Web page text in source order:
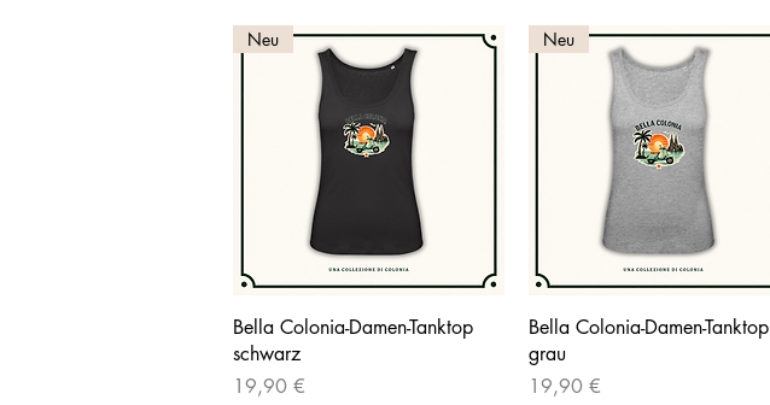
Schnellansicht
Neu
Bella Colonia-Damen-Tanktop
schwarz
Preis
19,90 €
Schnellansicht
Neu
Bella Colonia-Damen-Tanktop
grau
Preis
19,90 €